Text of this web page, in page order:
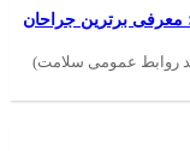
معرفی برترین جراحان
روابط عمومی سلامت)